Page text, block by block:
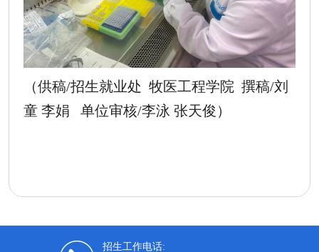
（供稿/招生就业处 牧医工程学院 撰稿/刘
童 李娟 单位审核/李泳 张天俊）
招生工作电话: